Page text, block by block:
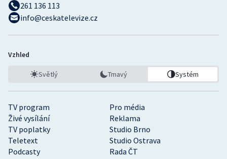
TV program
Pro média
Živé vysílání
Reklama
TV poplatky
Studio Brno
Teletext
Studio Ostrava
Podcasty
Rada ČT
261 136 113
info@ceskatelevize.cz
Vzhled
Světlý Tmavý Systém